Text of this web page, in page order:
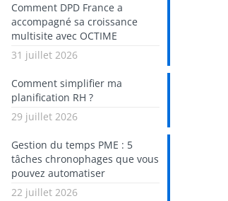
Comment DPD France a
accompagné sa croissance
multisite avec OCTIME
31 juillet 2026
Comment simplifier ma
planification RH ?
29 juillet 2026
Gestion du temps PME : 5
tâches chronophages que vous
pouvez automatiser
22 juillet 2026